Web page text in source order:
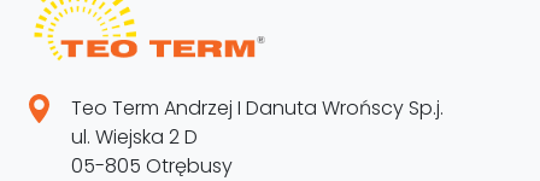
Teo Term Andrzej I Danuta Wrońscy Sp.j.
ul. Wiejska 2 D
05-805 Otrębusy